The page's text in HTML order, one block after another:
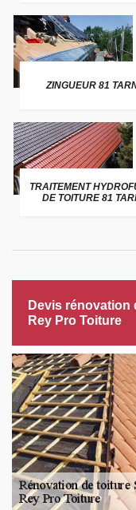
ZINGUEUR 81
TRAITEMENT
DE TOITURE 81
Devis rénovation
Rey Pro Toiture